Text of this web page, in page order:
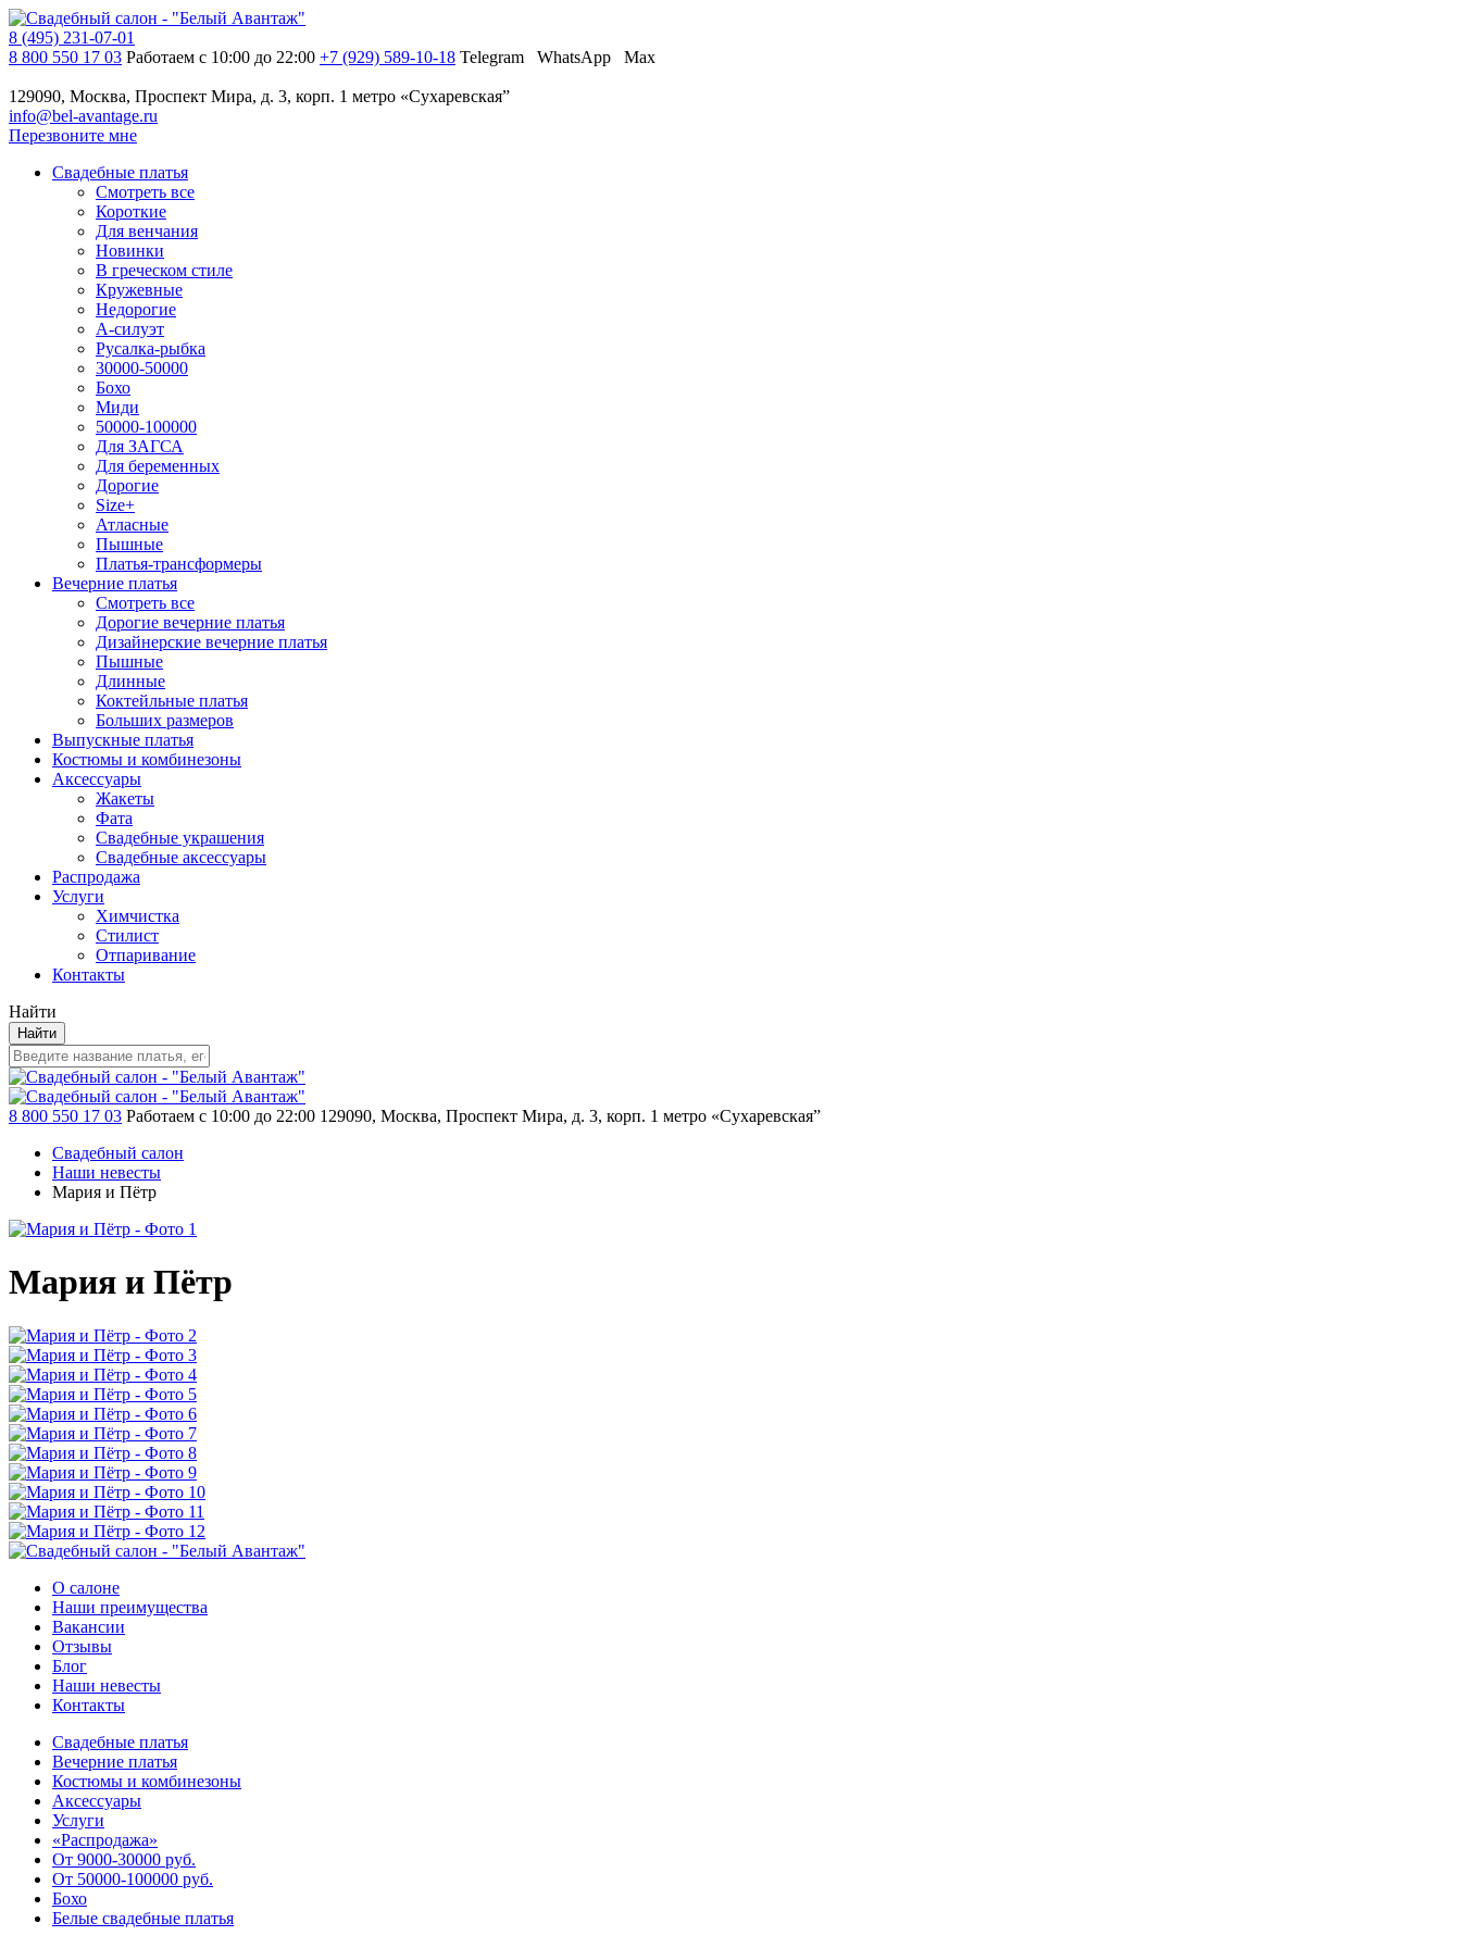
8 (495) 231-07-01
8 800 550 17 03 Работаем с 10:00 до 22:00 +7 (929) 589-10-18 Telegram WhatsApp Max
129090, Москва, Проспект Мира, д. 3, корп. 1 метро «Сухаревская”
info@bel-avantage.ru
Перезвоните мне
Свадебные платья
Смотреть все
Короткие
Для венчания
Новинки
В греческом стиле
Кружевные
Недорогие
А-силуэт
Русалка-рыбка
30000-50000
Бохо
Миди
50000-100000
Для ЗАГСА
Для беременных
Дорогие
Size+
Атласные
Пышные
Платья-трансформеры
Вечерние платья
Смотреть все
Дорогие вечерние платья
Дизайнерские вечерние платья
Пышные
Длинные
Коктейльные платья
Больших размеров
Выпускные платья
Костюмы и комбинезоны
Аксессуары
Жакеты
Фата
Свадебные украшения
Свадебные аксессуары
Распродажа
Услуги
Химчистка
Стилист
Отпаривание
Контакты
Найти
Найти
8 800 550 17 03 Работаем с 10:00 до 22:00 129090, Москва, Проспект Мира, д. 3, корп. 1 метро «Сухаревская”
Свадебный салон
Наши невесты
Мария и Пётр
Мария и Пётр
О салоне
Наши преимущества
Вакансии
Отзывы
Блог
Наши невесты
Контакты
Свадебные платья
Вечерние платья
Костюмы и комбинезоны
Аксессуары
Услуги
«Распродажа»
От 9000-30000 руб.
От 50000-100000 руб.
Бохо
Белые свадебные платья